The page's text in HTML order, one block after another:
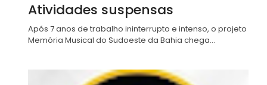
Atividades suspensas
Após 7 anos de trabalho ininterrupto e intenso, o projeto
Memória Musical do Sudoeste da Bahia chega...